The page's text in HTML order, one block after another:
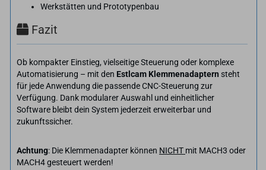
Werkstätten und Prototypenbau
Fazit
Ob kompakter Einstieg, vielseitige Steuerung oder komplexe
Automatisierung – mit den Estlcam Klemmenadaptern steht
für jede Anwendung die passende CNC-Steuerung zur
Verfügung. Dank modularer Auswahl und einheitlicher
Software bleibt dein System jederzeit erweiterbar und
zukunftssicher.
Achtung: Die Klemmenadapter können NICHT mit MACH3 oder
MACH4 gesteuert werden!